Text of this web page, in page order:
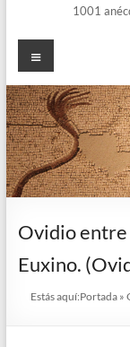
1001
Menú
Ovidio entre
Euxino.
Estás aquí:Portada »